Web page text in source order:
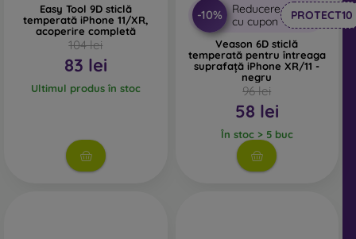
Easy Tool 9D sticlă
temperată iPhone 11/XR,
acoperire completă
104 lei
83 lei
Ultimul produs în stoc
-10%
Reducere
cu cupon
PROTECT10
Veason 6D sticlă
temperată pentru întreaga
suprafață iPhone XR/11 -
negru
96 lei
58 lei
În stoc > 5 buc